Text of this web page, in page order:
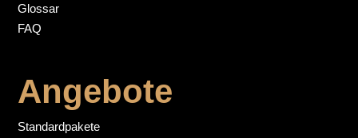
Glossar
FAQ
Angebote
Standardpakete